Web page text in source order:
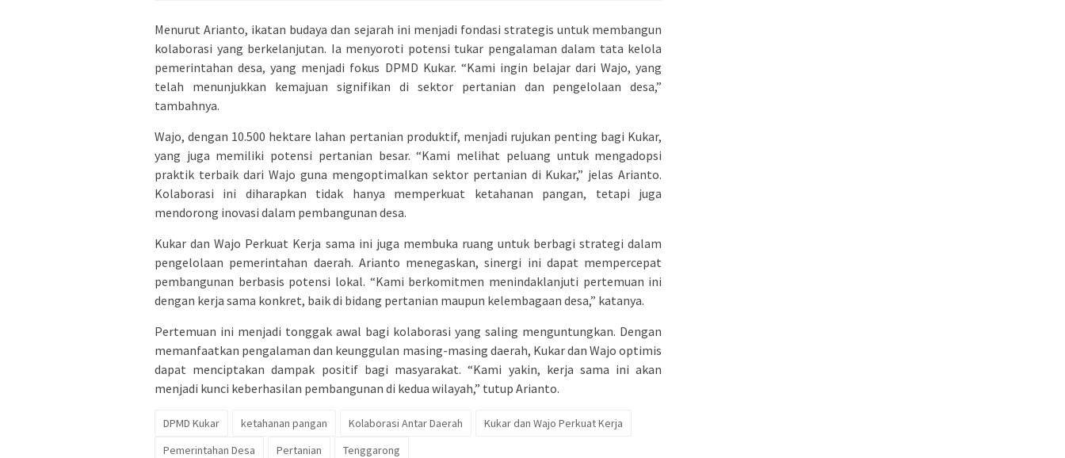
Menurut Arianto, ikatan budaya dan sejarah ini menjadi fondasi strategis untuk membangun
kolaborasi yang berkelanjutan. Ia menyoroti potensi tukar pengalaman dalam tata kelola
pemerintahan desa, yang menjadi fokus DPMD Kukar. “Kami ingin belajar dari Wajo, yang
telah menunjukkan kemajuan signifikan di sektor pertanian dan pengelolaan desa,”
tambahnya.
Wajo, dengan 10.500 hektare lahan pertanian produktif, menjadi rujukan penting bagi Kukar,
yang juga memiliki potensi pertanian besar. “Kami melihat peluang untuk mengadopsi
praktik terbaik dari Wajo guna mengoptimalkan sektor pertanian di Kukar,” jelas Arianto.
Kolaborasi ini diharapkan tidak hanya memperkuat ketahanan pangan, tetapi juga
mendorong inovasi dalam pembangunan desa.
Kukar dan Wajo Perkuat Kerja sama ini juga membuka ruang untuk berbagi strategi dalam
pengelolaan pemerintahan daerah. Arianto menegaskan, sinergi ini dapat mempercepat
pembangunan berbasis potensi lokal. “Kami berkomitmen menindaklanjuti pertemuan ini
dengan kerja sama konkret, baik di bidang pertanian maupun kelembagaan desa,” katanya.
Pertemuan ini menjadi tonggak awal bagi kolaborasi yang saling menguntungkan. Dengan
memanfaatkan pengalaman dan keunggulan masing-masing daerah, Kukar dan Wajo optimis
dapat menciptakan dampak positif bagi masyarakat. “Kami yakin, kerja sama ini akan
menjadi kunci keberhasilan pembangunan di kedua wilayah,” tutup Arianto.
DPMD Kukar ketahanan pangan Kolaborasi Antar Daerah
Kukar dan Wajo Perkuat Kerja
Pemerintahan Desa
Pertanian Tenggarong